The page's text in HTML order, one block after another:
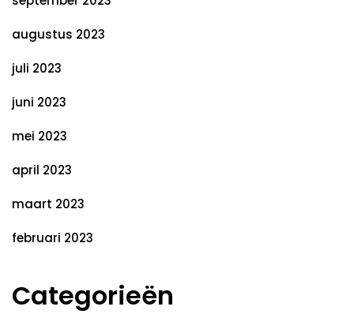
augustus 2023
juli 2023
juni 2023
mei 2023
april 2023
maart 2023
februari 2023
Categorieën